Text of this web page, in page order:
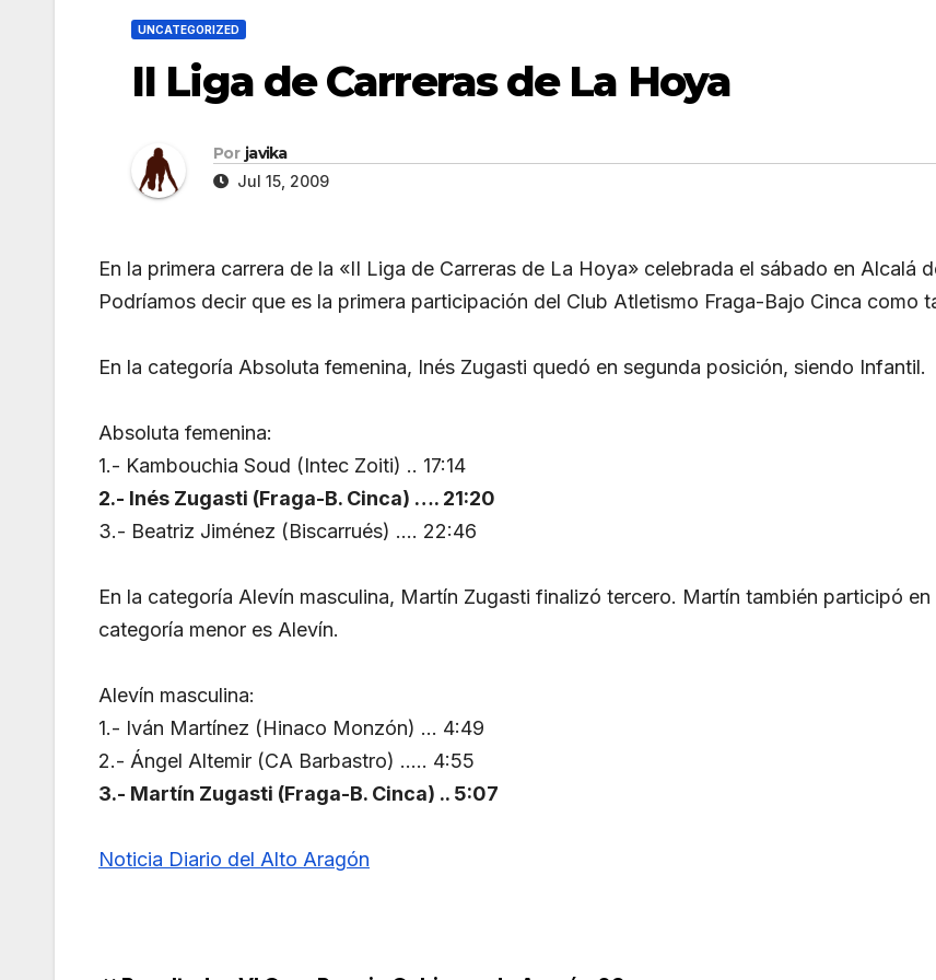
UNCATEGORIZED
II Liga de Carreras de La Hoya
Por javika
Jul 15, 2009
En la primera carrera de la «II Liga de Carreras de La Hoya» celebrada el sábado en Alcalá
Podríamos decir que es la primera participación del Club Atletismo Fraga-Bajo Cinca como
En la categoría Absoluta femenina, Inés Zugasti quedó en segunda posición, siendo Infantil.
Absoluta femenina:
1.- Kambouchia Soud (Intec Zoiti) .. 17:14
2.- Inés Zugasti (Fraga-B. Cinca) …. 21:20
3.- Beatriz Jiménez (Biscarrués) …. 22:46
En la categoría Alevín masculina, Martín Zugasti finalizó tercero. Martín también participó
categoría menor es Alevín.
Alevín masculina:
1.- Iván Martínez (Hinaco Monzón) … 4:49
2.- Ángel Altemir (CA Barbastro) ….. 4:55
3.- Martín Zugasti (Fraga-B. Cinca) .. 5:07
Noticia Diario del Alto Aragón